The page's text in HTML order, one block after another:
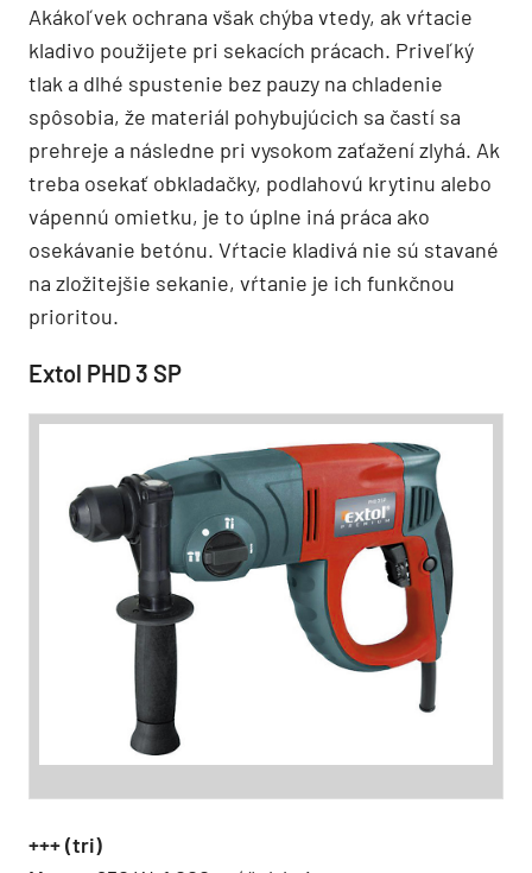
Akákoľvek ochrana však chýba vtedy, ak vŕtacie
kladivo použijete pri sekacích prácach. Priveľký
tlak a dlhé spustenie bez pauzy na chladenie
spôsobia, že materiál pohybujúcich sa častí sa
prehreje a následne pri vysokom zaťažení zlyhá. Ak
treba osekať obkladačky, podlahovú krytinu alebo
vápennú omietku, je to úplne iná práca ako
osekávanie betónu. Vŕtacie kladivá nie sú stavané
na zložitejšie sekanie, vŕtanie je ich funkčnou
prioritou.
Extol PHD 3 SP
+++ (tri)